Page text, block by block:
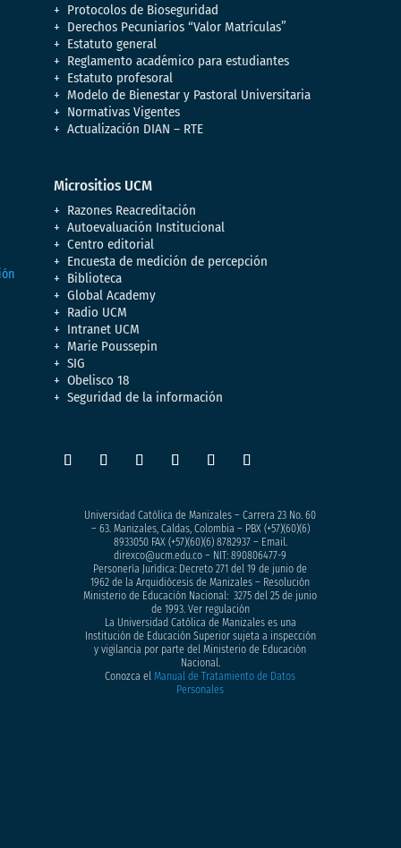
Protocolos de Bioseguridad
Derechos Pecuniarios “Valor Matrículas”
Estatuto general
Reglamento académico para estudiantes
Estatuto profesoral
Modelo de Bienestar y Pastoral Universitaria
Normativas Vigentes
Actualización DIAN – RTE
Micrositios UCM
Razones Reacreditación
Autoevaluación Institucional
Centro editorial
Encuesta de medición de percepción
Biblioteca
Global Academy
Radio UCM
Intranet UCM
Marie Poussepin
SIG
Obelisco 18
Seguridad de la información
Universidad Católica de Manizales – Carrera 23 No. 60
– 63. Manizales, Caldas, Colombia – PBX (+57)(60)(6)
8933050FAX (+57)(60)(6) 8782937 – Email.
direxco@ucm.edu.co – NIT: 890806477-9
Personería Jurídica: Decreto 271 del 19 de junio de
1962 de la Arquidiócesis de Manizales – Resolución
Ministerio de Educación Nacional: 3275 del 25 de junio
de 1993. Ver regulación
La Universidad Católica de Manizales es una
Institución de Educación Superior sujeta a inspección
y vigilancia por parte del Ministerio de Educación
Nacional.
Conozca elManual de Tratamiento de Datos
Personales